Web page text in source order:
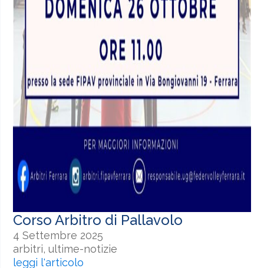
Corso Arbitro di Pallavolo
4 Settembre 2025
arbitri, ultime-notizie
leggi l'articolo